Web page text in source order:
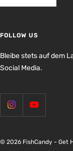
FOLLOW US
Bleibe stets auf dem
Social Media.
© 2026 FishCandy - Get